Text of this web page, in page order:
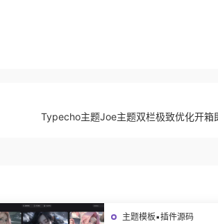
Typecho主题Joe主题双栏极致优化开箱
主题模板▪插件源码